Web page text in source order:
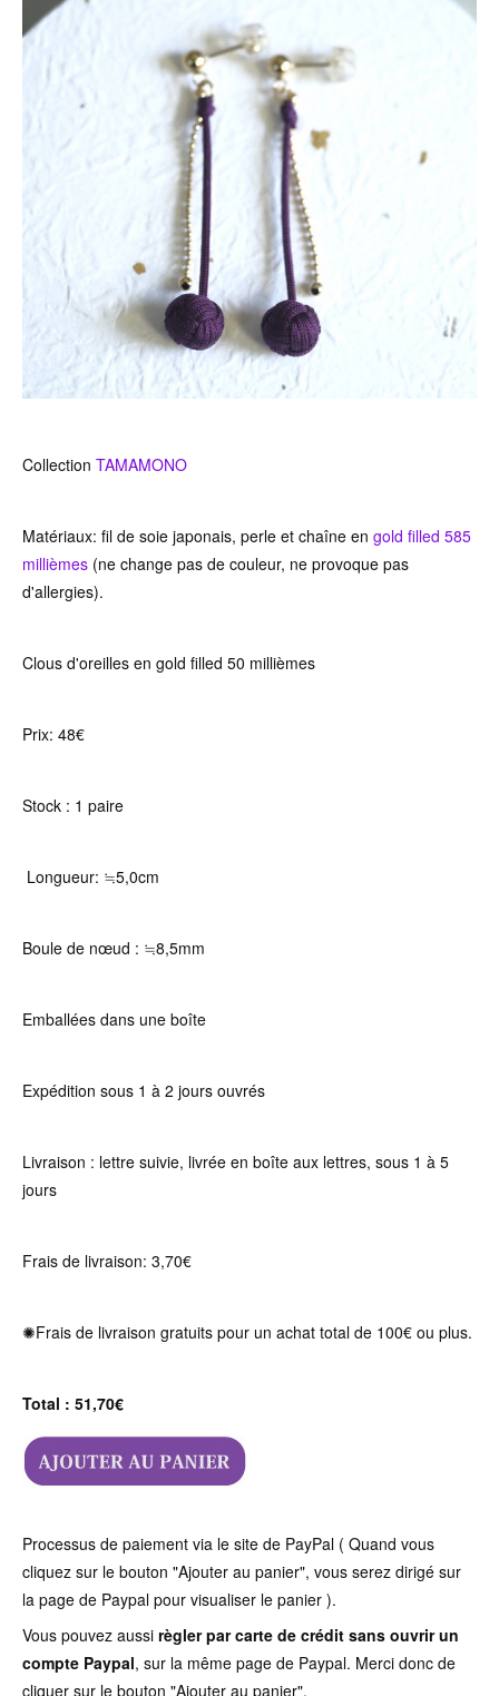
Collection TAMAMONO
Matériaux: fil de soie japonais, perle et chaîne en gold filled 585
millièmes (ne change pas de couleur, ne provoque pas
d'allergies).
Clous d'oreilles en gold filled 50 millièmes
Prix: 48€
Stock : 1 paire
Longueur: ≒5,0cm
Boule de nœud : ≒8,5mm
Emballées dans une boîte
Expédition sous 1 à 2 jours ouvrés
Livraison : lettre suivie, livrée en boîte aux lettres, sous 1 à 5
jours
Frais de livraison: 3,70€
✺Frais de livraison gratuits pour un achat total de 100€ ou plus.
Total : 51,70€
Processus de paiement via le site de PayPal ( Quand vous
cliquez sur le bouton "Ajouter au panier", vous serez dirigé sur
la page de Paypal pour visualiser le panier ).
Vous pouvez aussi règler par carte de crédit sans ouvrir un
compte Paypal, sur la même page de Paypal. Merci donc de
cliquer sur le bouton "Ajouter au panier".